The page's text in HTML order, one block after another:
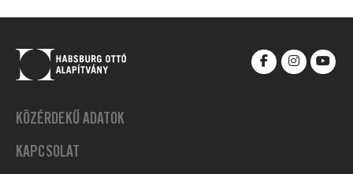
KÖZÉRDEKŰ ADATOK
KAPCSOLAT